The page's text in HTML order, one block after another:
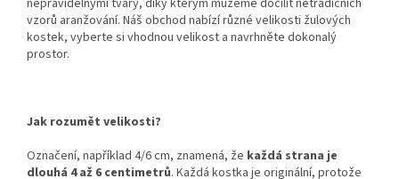
nepravidelnými tvary, díky kterým můžeme docílit netradičních
vzorů aranžování. Náš obchod nabízí různé velikosti žulových
kostek, vyberte si vhodnou velikost a navrhněte dokonalý
prostor.
Jak rozumět velikosti?
Označení, například 4/6 cm, znamená, že každá strana je
dlouhá 4 až 6 centimetrů. Každá kostka je originální, protože